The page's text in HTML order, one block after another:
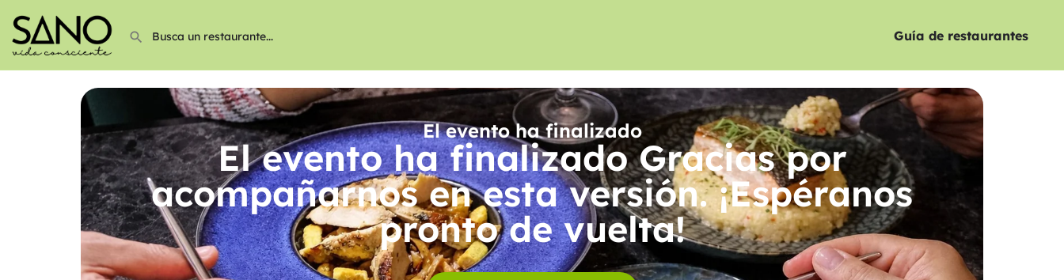
Guía de restaurantes
El evento ha finalizado
El evento ha finalizado Gracias por
acompañarnos en esta versión. ¡Espéranos
pronto de vuelta!